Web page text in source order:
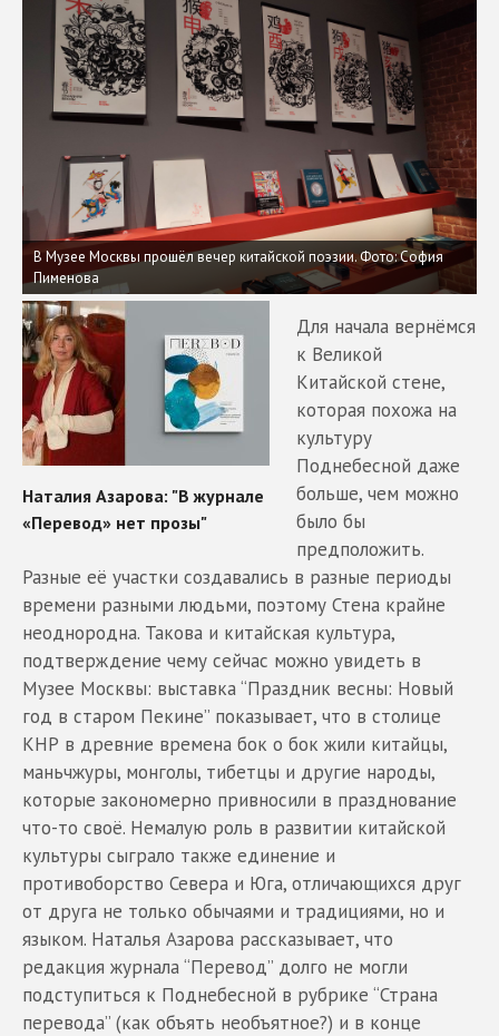
В Музее Москвы прошёл вечер китайской поэзии. Фото: София
Пименова
Для начала вернёмся
к Великой
Китайской стене,
которая похожа на
культуру
Поднебесной даже
больше, чем можно
было бы
предположить.
Разные её участки создавались в разные периоды
времени разными людьми, поэтому Стена крайне
неоднородна. Такова и китайская культура,
подтверждение чему сейчас можно увидеть в
Музее Москвы: выставка “Праздник весны: Новый
год в старом Пекине” показывает, что в столице
КНР в древние времена бок о бок жили китайцы,
маньчжуры, монголы, тибетцы и другие народы,
которые закономерно привносили в празднование
что-то своё. Немалую роль в развитии китайской
культуры сыграло также единение и
противоборство Севера и Юга, отличающихся друг
от друга не только обычаями и традициями, но и
языком. Наталья Азарова рассказывает, что
редакция журнала “Перевод” долго не могли
подступиться к Поднебесной в рубрике “Страна
перевода” (как объять необъятное?) и в конце